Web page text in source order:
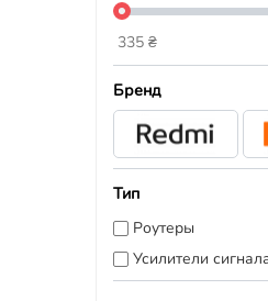
335 ₴
Бренд
Тип
Роутеры
Усилители